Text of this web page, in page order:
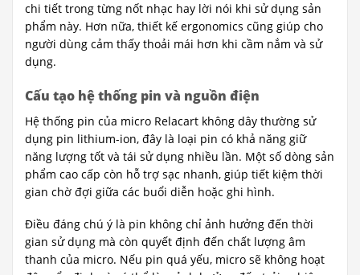
chi tiết trong từng nốt nhạc hay lời nói khi sử dụng sản
phẩm này. Hơn nữa, thiết kế ergonomics cũng giúp cho
người dùng cảm thấy thoải mái hơn khi cầm nắm và sử
dụng.
Cấu tạo hệ thống pin và nguồn điện
Hệ thống pin của micro Relacart không dây thường sử
dụng pin lithium-ion, đây là loại pin có khả năng giữ
năng lượng tốt và tái sử dụng nhiều lần. Một số dòng sản
phẩm cao cấp còn hỗ trợ sạc nhanh, giúp tiết kiệm thời
gian chờ đợi giữa các buổi diễn hoặc ghi hình.
Điều đáng chú ý là pin không chỉ ảnh hưởng đến thời
gian sử dụng mà còn quyết định đến chất lượng âm
thanh của micro. Nếu pin quá yếu, micro sẽ không hoạt